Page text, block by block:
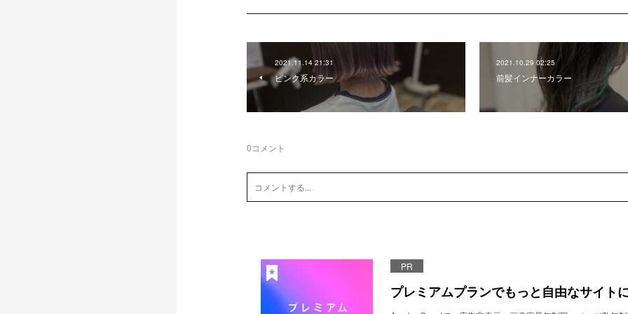
2021.11.14 21:31
ピンク系カラー
2021.10.29 02:25
前髪インナーカラー
0コメント
PR
プレミアムプランでもっと自由なサイト